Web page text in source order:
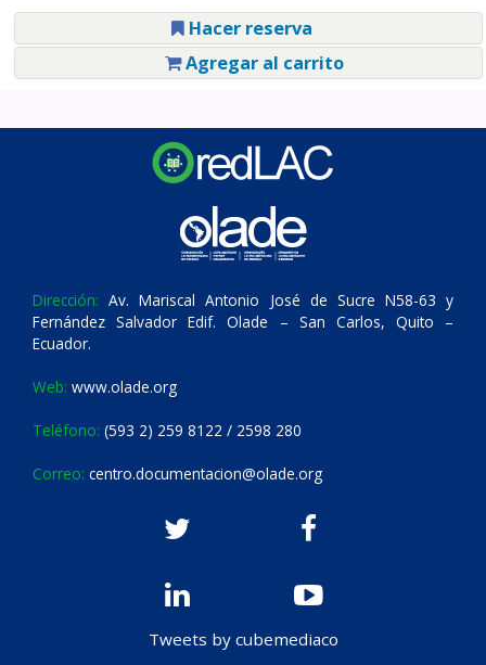
Hacer reserva
Agregar al carrito
Dirección: Av. Mariscal Antonio José de Sucre N58-63 y
Fernández Salvador Edif. Olade – San Carlos, Quito –
Ecuador.
Web: www.olade.org
Teléfono: (593 2) 259 8122 / 2598 280
Correo: centro.documentacion@olade.org
Tweets by cubemediaco